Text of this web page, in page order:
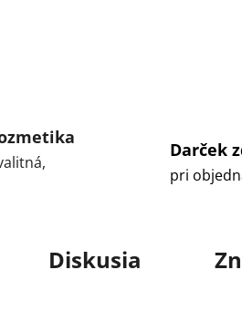
Darček
pri
Diskusia